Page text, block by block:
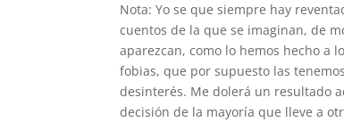
Nota: Yo se que siempre hay
cuentos de la que se imaginan, de
aparezcan, como lo hemos hecho a
fobias, que por supuesto las
desinterés. Me dolerá un resultado
decisión de la mayoría que lleve a